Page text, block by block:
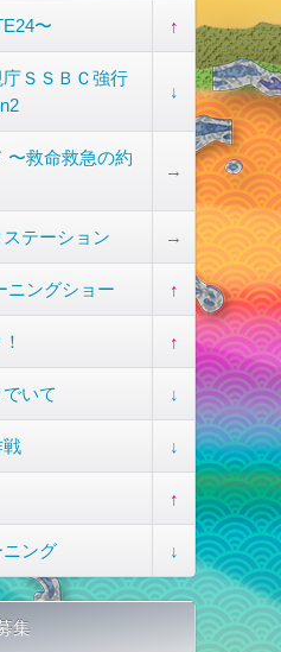
〜 ↑
ＳＳＢＣ強行
↓
〜救命救急の約
→
テーション →
ニングショー ↑
↑
いて ↓
戦 ↓
↑
ング ↓
集